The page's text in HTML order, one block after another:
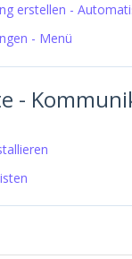
erstellen -
- Menü
-